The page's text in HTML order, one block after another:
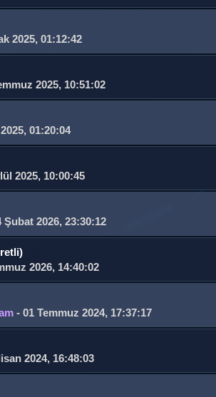
2025, 01:12:42
2025, 10:51:02
01:20:04
2025, 10:00:45
Şubat 2026, 23:30:12
2026, 14:40:02
- 01 Temmuz 2024, 17:37:17
2024, 16:48:03